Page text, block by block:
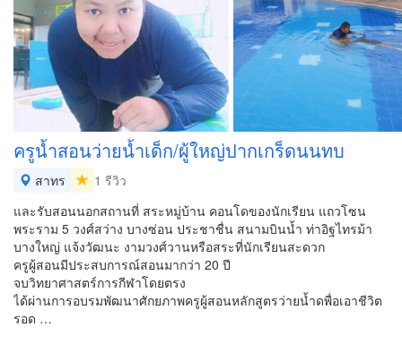
ครูน้ำสอนว่ายน้ำเด็ก/ผู้ใหญ่ปากเกร็ดนนทบ
สาทร
1 รีวิว
และรับสอนนอกสถานที่ สระหมู่บ้าน คอนโดของนักเรียน แถวโซน
พระราม 5 วงศ์สว่าง บางซ่อน ประชาชื่น สนามบินน้ำ ท่าอิฐไทรม้า
บางใหญ่ แจ้งวัฒนะ งามวงศ์วานหรือสระที่นักเรียนสะดวก
ครูผู้สอนมีประสบการณ์สอนมากว่า 20 ปี
จบวิทยาศาสตร์การกีฬาโดยตรง
ได้ผ่านการอบรมพัฒนาศักยภาพครูผู้สอนหลักสูตรว่ายน้ำดพื่อเอาชีวิต
รอด …